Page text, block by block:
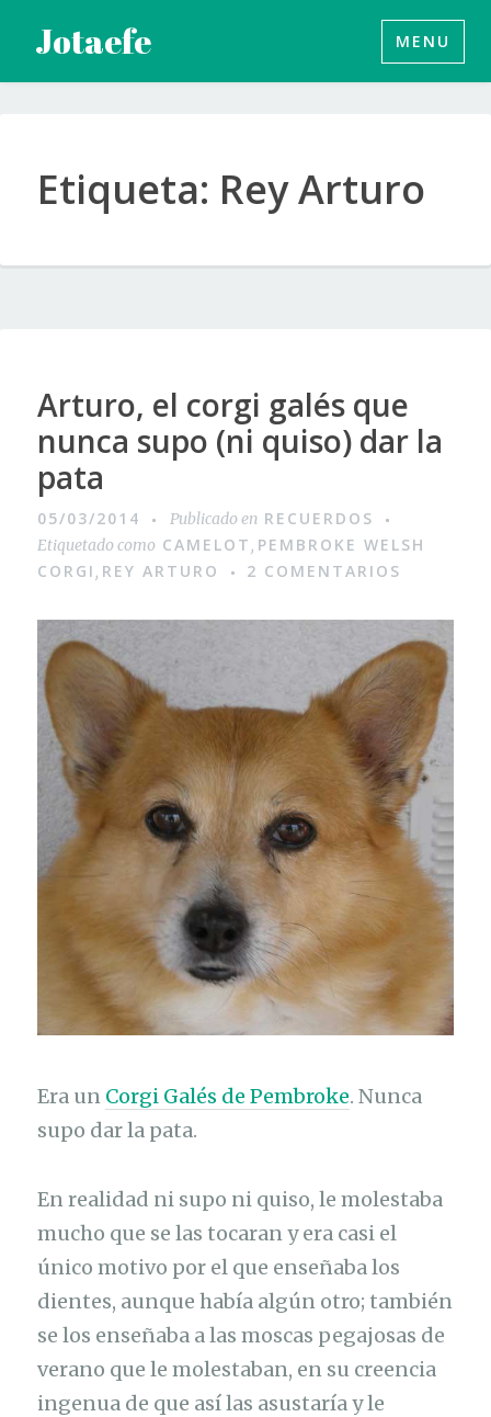
contenido
Jotaefe MENU
Etiqueta: Rey Arturo
Arturo, el corgi galés que
nunca supo (ni quiso) dar la
pata
05/03/2014 Publicado en RECUERDOS
Etiquetado como CAMELOT, PEMBROKE WELSH
CORGI, REY ARTURO 2 COMENTARIOS
Era un Corgi Galés de Pembroke. Nunca
supo dar la pata.
En realidad ni supo ni quiso, le molestaba
mucho que se las tocaran y era casi el
único motivo por el que enseñaba los
dientes, aunque había algún otro; también
se los enseñaba a las moscas pegajosas de
verano que le molestaban, en su creencia
ingenua de que así las asustaría y le